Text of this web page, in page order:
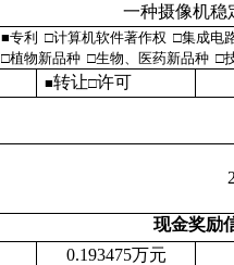
一种摄像机稳
■专利 □计算机软件著作权 □集成电
□植物新品种 □生物、医药新品种 □
■转让□许可
现金奖励
0.193475万元